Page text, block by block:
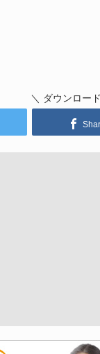
＼ ダウンロー